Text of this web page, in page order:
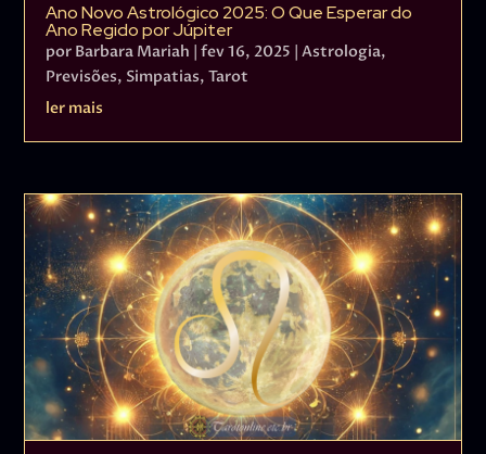
Ano Novo Astrológico 2025: O Que Esperar do
Ano Regido por Júpiter
por Barbara Mariah |fev 16, 2025 |Astrologia,
Previsões, Simpatias,Tarot
ler mais